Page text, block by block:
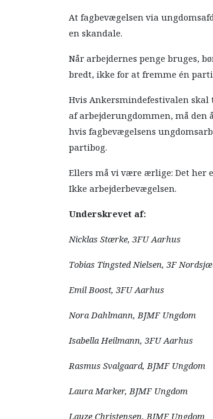
At fagbevægelsen via
en skandale.
Når arbejdernes penge bruges,
bredt, ikke for at fremme én
Hvis Ankersmindefestivalen skal
af arbejderungdommen, må den
hvis fagbevægelsens
partibog.
Ellers må vi være ærlige: Det her
Ikke arbejderbevægelsen.
Underskrevet af:
Nicklas Stærke, 3FU Aarhus
Tobias Tingsted Nielsen, 3F
Emil Boost, 3FU Aarhus
Nora Dahlmann, BJMF Ungdom
Isabella Heilmann, 3FU Aarhus
Rasmus Svalgaard, BJMF Ungdom
Laura Marker, BJMF Ungdom